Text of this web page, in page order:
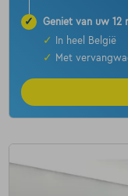
✓
Geniet van uw 12
✓
In heel België
✓
Met